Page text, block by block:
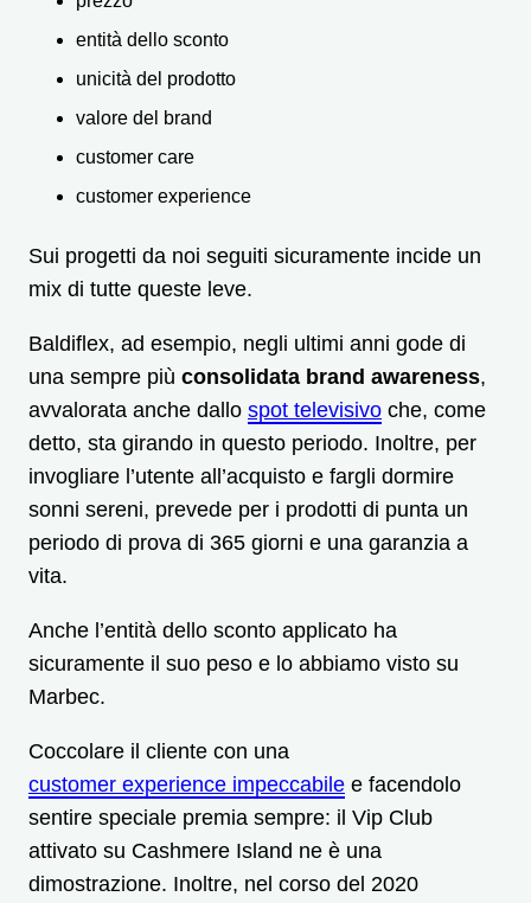
entità dello sconto
unicità del prodotto
valore del brand
customer care
customer experience
Sui progetti da noi seguiti sicuramente incide un
mix di tutte queste leve.
Baldiflex, ad esempio, negli ultimi anni gode di
una sempre più consolidata brand awareness,
avvalorata anche dallo spot televisivo che, come
detto, sta girando in questo periodo. Inoltre, per
invogliare l’utente all’acquisto e fargli dormire
sonni sereni, prevede per i prodotti di punta un
periodo di prova di 365 giorni e una garanzia a
vita.
Anche l’entità dello sconto applicato ha
sicuramente il suo peso e lo abbiamo visto su
Marbec.
Coccolare il cliente con una
customer experience impeccabile e facendolo
sentire speciale premia sempre: il Vip Club
attivato su Cashmere Island ne è una
dimostrazione. Inoltre, nel corso del 2020